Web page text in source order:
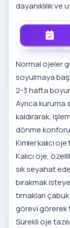
dayanıklılık
Normal ojeler
soyulmaya
2-3 hafta
Ayrıca
kaldırarak,
dönme
Kimler kalıcı
Kalıcı oje,
sık seyahat
bırakmak
tırnakları
görevi görerek
Sürekli oje